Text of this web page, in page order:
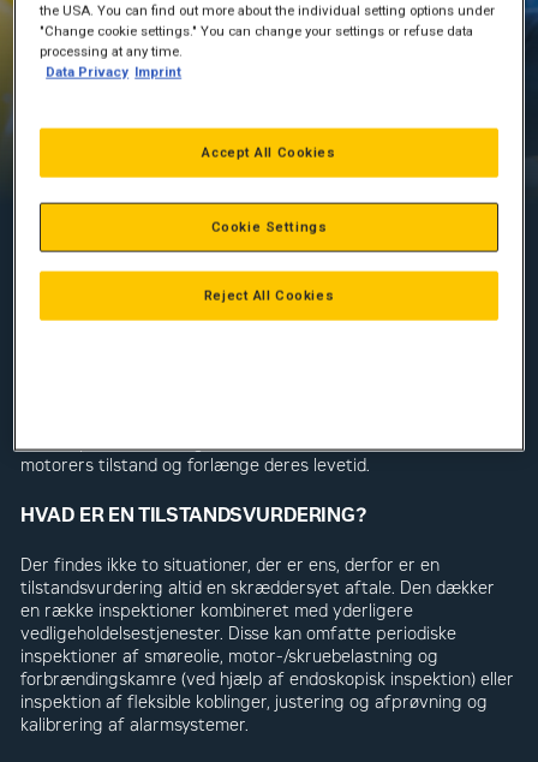
Tilstandsvurdering af din motor
Personaliseret aftale
TILSTANDSVURDERING AF CAT-MOTORER
Du har brug for altid at kunne stole på din motor. Nedetid er
motorers tilstand og forlænge deres levetid.
HVAD ER EN TILSTANDSVURDERING?
Der findes ikke to situationer, der er ens, derfor er en
tilstandsvurdering altid en skræddersyet aftale. Den dækker
en række inspektioner kombineret med yderligere
vedligeholdelsestjenester. Disse kan omfatte periodiske
inspektioner af smøreolie, motor-/skruebelastning og
forbrændingskamre (ved hjælp af endoskopisk inspektion) eller
inspektion af fleksible koblinger, justering og afprøvning og
kalibrering af alarmsystemer.
the USA. You can find out more about the individual setting options under
"Change cookie settings." You can change your settings or refuse data
processing at any time.
Data Privacy Imprint
Reject All Cookies
Accept All Cookies
Cookie Settings